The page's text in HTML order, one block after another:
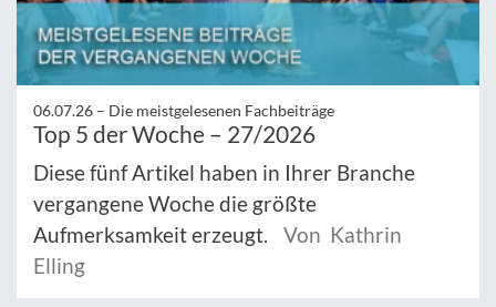
06.07.26 – Die meistgelesenen Fachbeiträge
Top 5 der Woche – 27/2026
Diese fünf Artikel haben in Ihrer Branche
vergangene Woche die größte
Aufmerksamkeit erzeugt.
Von Kathrin
Elling